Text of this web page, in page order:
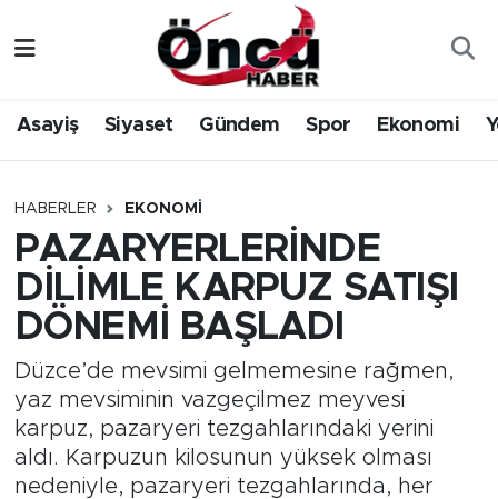
Asayiş Siyaset Gündem Spor Ekonomi
HABERLER EKONOMI
PAZARYERLERİNDE
DİLİMLE KARPUZ SATIŞI
DÖNEMİ BAŞLADI
Düzce’de mevsimi gelmemesine rağmen,
yaz mevsiminin vazgeçilmez meyvesi
karpuz, pazaryeri tezgahlarındaki yerini
aldı. Karpuzun kilosunun yüksek olması
nedeniyle, pazaryeri tezgahlarında, her
Gündem
Sağlık & Çevre
Spor
Siyaset
Yerel Haber
Öncü Radyo Dinle
Öncü TV İzle
Düzce Nöbetçi Eczaneler
Düzce Hava Durumu
Düzce Namaz Vakitleri
Düzce Trafik Yoğunluk Haritası
Süper Lig Puan Durumu ve Fikstür
Tüm Manşetler
Son Dakika Haberleri
Haber Arşivi